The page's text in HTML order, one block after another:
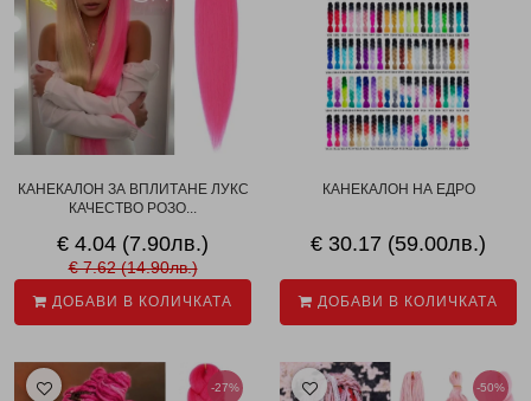
КАНЕКАЛОН ЗА ВПЛИТАНЕ ЛУКС
КАЧЕСТВО РОЗО...
€ 4.04 (7.90лв.)
€ 7.62 (14.90лв.)
ДОБАВИ В КОЛИЧКАТА
КАНЕКАЛОН НА ЕДРО
€ 30.17 (59.00лв.)
ДОБАВИ В КОЛИЧКАТА
-27% -50%